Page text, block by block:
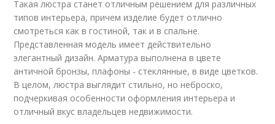
Такая люстра станет отличным решением для различных
типов интерьера, причем изделие будет отлично
смотреться как в гостиной, так и в спальне.
Представленная модель имеет действительно
элегантный дизайн. Арматура выполнена в цвете
античной бронзы, плафоны - стеклянные, в виде цветков.
В целом, люстра выглядит стильно, но неброско,
подчеркивая особенности оформления интерьера и
отличный вкус владельцев недвижимости.